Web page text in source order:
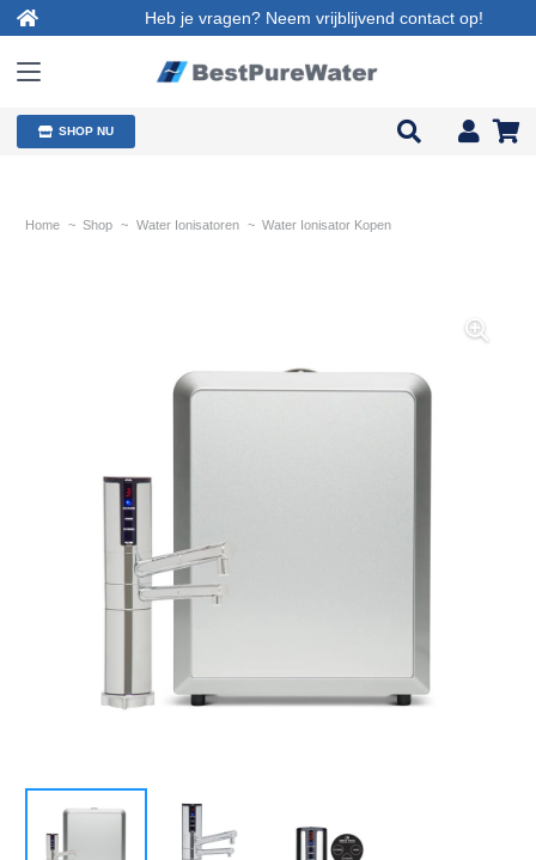
Heb je vragen? Neem vrijblijvend contact op!
SHOP NU
Home ~ Shop ~ Water Ionisatoren ~ Water Ionisator Kopen